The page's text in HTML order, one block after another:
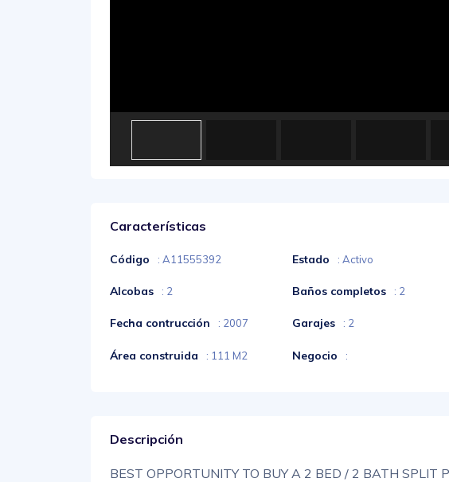
Características
Código : A11555392 Estado : Activo
Alcobas : 2 Baños completos : 2
Fecha contrucción : 2007 Garajes : 2
Área construida : 111 M2 Negocio :
Descripción
BEST OPPORTUNITY TO BUY A 2 BED / 2 BATH SPLIT